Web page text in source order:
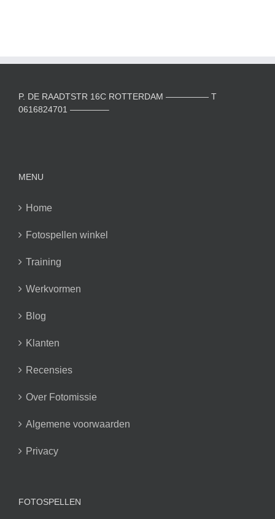
P. DE RAADTSTR 16C ROTTERDAM ————— T
0616824701 ————–
MENU
Home
Fotospellen winkel
Training
Werkvormen
Blog
Klanten
Recensies
Over Fotomissie
Algemene voorwaarden
Privacy
FOTOSPELLEN